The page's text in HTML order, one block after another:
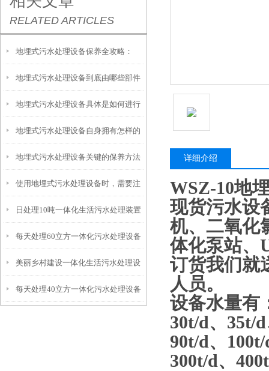
RELATED ARTICLES
地埋式污水处理设备保养全攻略：
让“地下卫士”持续高效运转
地埋式污水处理设备到底由哪些部件
撑起？核心结构一文拆解
地埋式污水处理设备具体是如何进行
安装的呢？
地埋式污水处理设备自身拥有怎样的
特点呢？
地埋式污水处理设备关键的保养方法
使用地埋式污水处理设备时，需要注
意以下事项
日处理10吨一体化生活污水处理装置
每天处理60立方一体化污水处理设备
美丽乡村建设一体化生活污水处理设
备
每天处理40立方一体化污水处理设备
详细介绍
WSZ-10地
现货污水设
机、二氧化
体化泵站、
订货我们就
人员。
设备水量有
30t/d、35t/
90t/d、
300t/d、